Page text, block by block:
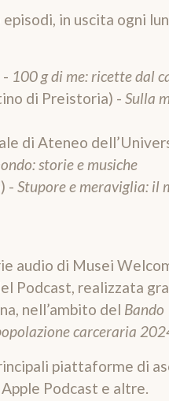
in uscita ogni
100 g di me: ricette dal
di Preistoria) - Sulla
di Ateneo
storie e musiche
- Stupore e meraviglia: il
audio di Musei
Podcast, realizzata
nell’ambito del Bando
carceraria
piattaforme di
Podcast e altre.